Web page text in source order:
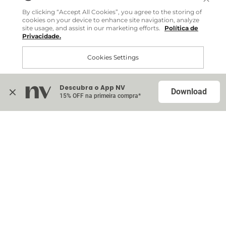
em sua casa, não importa onde você estiver.
Comprar no site internacional
By clicking “Accept All Cookies”, you agree to the storing of
cookies on your device to enhance site navigation, analyze
site usage, and assist in our marketing efforts.
Política de
Privacidade.
Cookies Settings
Accept All Cookies
Descubra o App NV
15% OFF na primeira compra* Download